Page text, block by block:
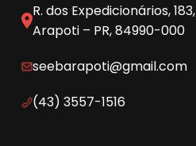
R. dos Expedicionários, 183,
Arapoti – PR, 84990-000
seebarapoti@gmail.com
(43) 3557-1516